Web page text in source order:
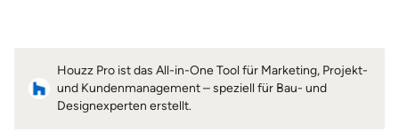
Houzz Pro ist das All-in-One Tool für Marketing, Projekt-
und Kundenmanagement – speziell für Bau- und
Designexperten erstellt.